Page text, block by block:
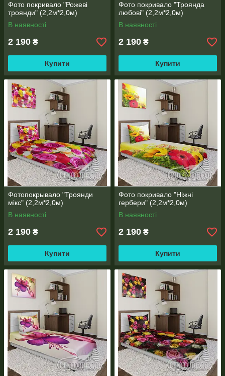
Фото покривало "Рожеві
троянди" (2,2м*2,0м)
В наявності
2 190 ₴
Купити
Фото покривало "Троянда
любові" (2,2м*2,0м)
В наявності
2 190 ₴
Купити
Фотопокрывало "Троянди
мікс" (2,2м*2,0м)
В наявності
2 190 ₴
Купити
Фото покривало "Ніжні
гербери" (2,2м*2,0м)
В наявності
2 190 ₴
Купити